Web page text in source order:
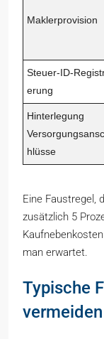
Maklerprovision
erung
Hinterlegung
Versorgungsansc
hlüsse
Eine Faustregel,
zusätzlich 5
man erwartet.
Typische
vermeiden